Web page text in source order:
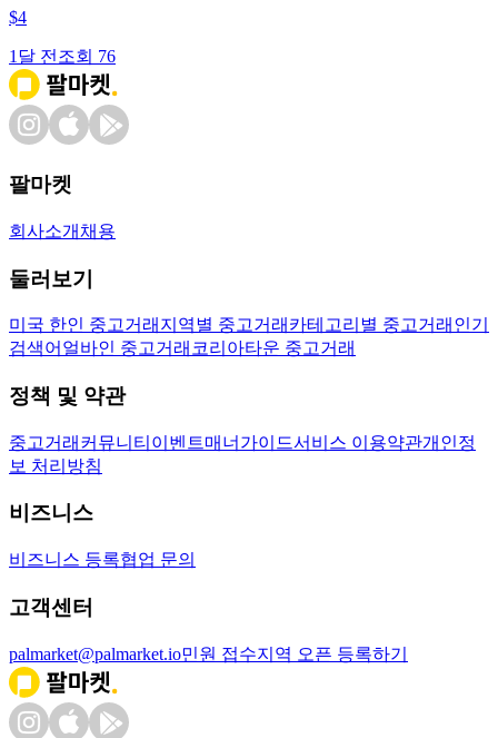
$4
1달 전 조회 76
팔마켓
회사소개 채용
둘러보기
미국 한인 중고거래 지역별 중고거래 카테고리별 중고거래 인기
검색어 얼바인 중고거래 코리아타운 중고거래
정책 및 약관
중고거래 커뮤니티 이벤트매너가이드서비스 이용약관개인정
보 처리방침
비즈니스
비즈니스 등록협업 문의
고객센터
palmarket@palmarket.io민원 접수지역 오픈 등록하기